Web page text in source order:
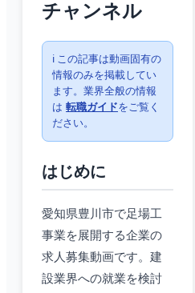
チャンネル
ℹ️ この記事は動画固有の
情報のみを掲載してい
ます。業界全般の情報
は 転職ガイドをご覧く
ださい。
はじめに
愛知県豊川市で足場工
事業を展開する企業の
求人募集動画です。建
設業界への就業を検討